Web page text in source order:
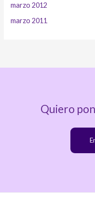
marzo 2012
marzo 2011
Quiero